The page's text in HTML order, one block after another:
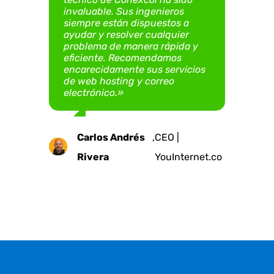
invaluable. Sus ingenieros
siempre están dispuestos a
ayudar y resolver cualquier
problema de manera rápida y
eficiente. Recomendamos
encarecidamente sus servicios
de web hosting y correo
electrónico.»
Carlos Andrés
Rivera
,CEO |
YouInternet.co
Emilia
Ruiz
,Presidenta | Fundación
Teletón Colombia -
Teleton.org.co
Juan C.
Castillo E.
,Gerente | Argus
Ingeniería
Mauricio
Uribe
,Gerente |
VirtualImpact.digital
Guzmán Mora Digital S.A.S.
sitio web ha sido una
experiencia grata, confiable y
exitosa»
Edgar
Andrés
Neira
,Representante Legal